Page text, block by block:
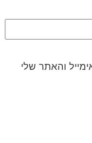
והאתר שלי